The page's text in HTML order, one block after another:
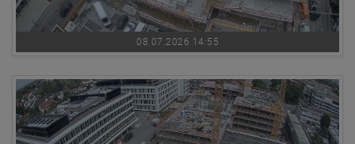
08.07.2026 14:55